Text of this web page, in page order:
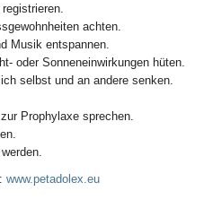
achten.
Musik entspannen.
oder Sonneneinwirkungen hüten.
selbst und an andere senken.
Prophylaxe sprechen.
www.petadolex.eu